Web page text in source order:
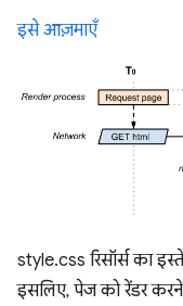
इसे आज़माएँ
style.css रिसॉर्स का
इसलिए, पेज को रेंडर